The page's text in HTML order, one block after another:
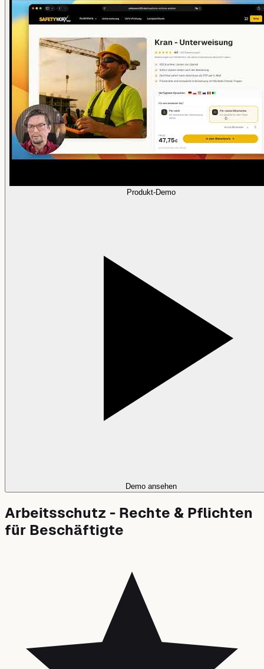
Produkt-Demo
Demo ansehen
Arbeitsschutz - Rechte & Pflichten
für Beschäftigte